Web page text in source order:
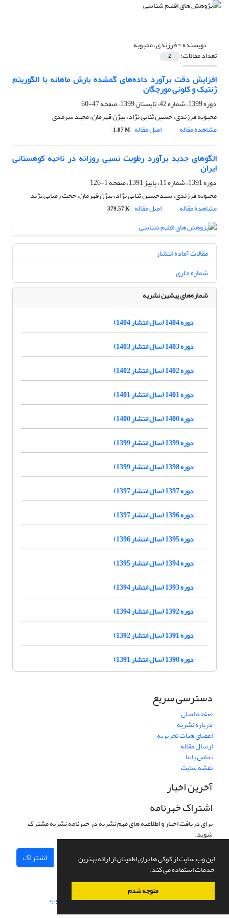
این وب سایت از کوکی ها برای اطمینان از ارائه بهترین
خدمات استفاده می کند.
متوجه شدم
نویسنده =فرزندی، محبوبه
تعداد مقالات: 2
افزایش دقت برآورد داده‌های گمشده بارش ماهانه با الگوریتم
ژنتیک و کلونی مورچگان
دوره 1399، شماره 42، تابستان 1399، صفحه
47-60
محبوبه فرزندی، حسین ثنایی نژاد، بیژن قهرمان، مجید سرمدی
مشاهده مقاله
اصل مقاله 1.07 M
الگوهای جدید برآورد رطوبت نسبی روزانه در ناحیه کوهستانی
ایران
دوره 1391، شماره 11، پاییز 1391، صفحه
1-126
محبوبه فرزندی، سیدحسین ثنایی نژاد، بیژن قهرمان، حجت رضایی پژند
مشاهده مقاله
اصل مقاله 379.57 K
مقالات آماده انتشار
شماره جاری
شماره‌های پیشین نشریه
دوره 1404 (سال انتشار 1404)
دوره 1403 (سال انتشار 1403)
دوره 1402 (سال انتشار 1402)
دوره 1401 (سال انتشار 1401)
دوره 1400 (سال انتشار 1400)
دوره 1399 (سال انتشار 1399)
دوره 1398 (سال انتشار 1399)
دوره 1397 (سال انتشار 1397)
دوره 1396 (سال انتشار 1397)
دوره 1395 (سال انتشار 1396)
دوره 1394 (سال انتشار 1395)
دوره 1393 (سال انتشار 1394)
دوره 1392 (سال انتشار 1394)
دوره 1391 (سال انتشار 1392)
دوره 1390 (سال انتشار 1391)
دسترسی سریع
صفحه اصلی
درباره نشریه
اعضای هیات تحریریه
ارسال مقاله
تماس با ما
نقشه سایت
آخرین اخبار
اشتراک خبرنامه
برای دریافت اخبار و اطلاعیه های مهم نشریه در خبرنامه نشریه مشترک
شوید.
اشتراک
سامانه مدیریت نشریات علمی.طراحی و پیاده سازی از سیناوب